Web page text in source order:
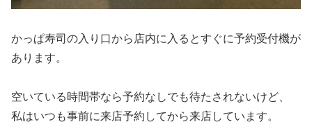
かっぱ寿司の入り口から店内に入るとすぐに予約受付機が
あります。
空いている時間帯なら予約なしでも待たされないけど、
私はいつも事前に来店予約してから来店しています。